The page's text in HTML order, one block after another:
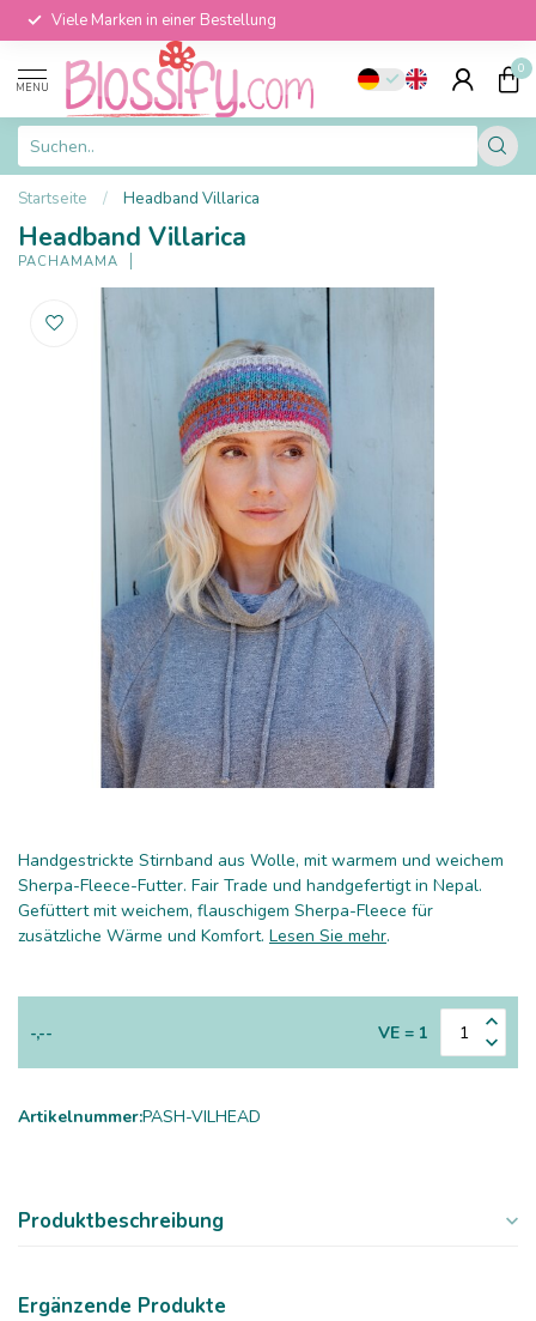
Viele Marken in einer Bestellung
MENU
0
Startseite / Headband Villarica
Headband Villarica
PACHAMAMA
Handgestrickte Stirnband aus Wolle, mit warmem und weichem
Sherpa-Fleece-Futter. Fair Trade und handgefertigt in Nepal.
Gefüttert mit weichem, flauschigem Sherpa-Fleece für
zusätzliche Wärme und Komfort. Lesen Sie mehr.
-,-- VE = 1
Artikelnummer:PASH-VILHEAD
Produktbeschreibung
Ergänzende Produkte